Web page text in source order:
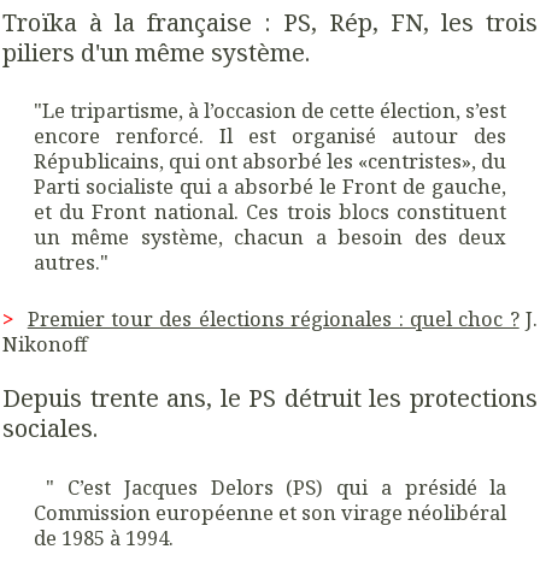
Troïka à la française : PS, Rép, FN, les trois
piliers d'un même système.
"Le tripartisme, à l’occasion de cette élection, s’est
encore renforcé. Il est organisé autour des
Républicains, qui ont absorbé les «centristes», du
Parti socialiste qui a absorbé le Front de gauche,
et du Front national. Ces trois blocs constituent
un même système, chacun a besoin des deux
autres."
> Premier tour des élections régionales : quel choc ?J.
Nikonoff
Depuis trente ans, le PS détruit les protections
sociales.
" C’est Jacques Delors (PS) qui a présidé la
Commission européenne et son virage néolibéral
de 1985 à 1994.